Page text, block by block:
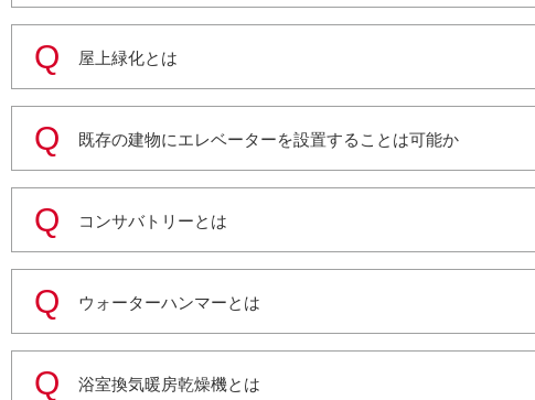
屋上緑化とは
既存の建物にエレベーターを設置することは可能か
コンサバトリーとは
ウォーターハンマーとは
浴室換気暖房乾燥機とは